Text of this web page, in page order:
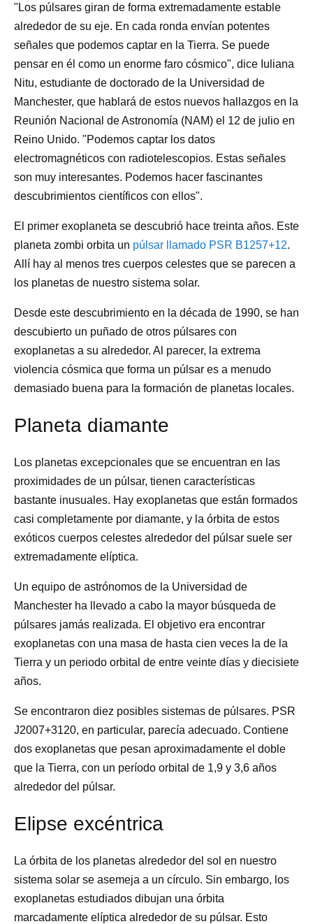
"Los púlsares giran de forma extremadamente estable
alrededor de su eje. En cada ronda envían potentes
señales que podemos captar en la Tierra. Se puede
pensar en él como un enorme faro cósmico", dice Iuliana
Nitu, estudiante de doctorado de la Universidad de
Manchester, que hablará de estos nuevos hallazgos en la
Reunión Nacional de Astronomía (NAM) el 12 de julio en
Reino Unido. "Podemos captar los datos
electromagnéticos con radiotelescopios. Estas señales
son muy interesantes. Podemos hacer fascinantes
descubrimientos científicos con ellos".
El primer exoplaneta se descubrió hace treinta años. Este
planeta zombi orbita un púlsar llamado PSR B1257+12.
Allí hay al menos tres cuerpos celestes que se parecen a
los planetas de nuestro sistema solar.
Desde este descubrimiento en la década de 1990, se han
descubierto un puñado de otros púlsares con
exoplanetas a su alrededor. Al parecer, la extrema
violencia cósmica que forma un púlsar es a menudo
demasiado buena para la formación de planetas locales.
Planeta diamante
Los planetas excepcionales que se encuentran en las
proximidades de un púlsar, tienen características
bastante inusuales. Hay exoplanetas que están formados
casi completamente por diamante, y la órbita de estos
exóticos cuerpos celestes alrededor del púlsar suele ser
extremadamente elíptica.
Un equipo de astrónomos de la Universidad de
Manchester ha llevado a cabo la mayor búsqueda de
púlsares jamás realizada. El objetivo era encontrar
exoplanetas con una masa de hasta cien veces la de la
Tierra y un periodo orbital de entre veinte días y diecisiete
años.
Se encontraron diez posibles sistemas de púlsares. PSR
J2007+3120, en particular, parecía adecuado. Contiene
dos exoplanetas que pesan aproximadamente el doble
que la Tierra, con un período orbital de 1,9 y 3,6 años
alrededor del púlsar.
Elipse excéntrica
La órbita de los planetas alrededor del sol en nuestro
sistema solar se asemeja a un círculo. Sin embargo, los
exoplanetas estudiados dibujan una órbita
marcadamente elíptica alrededor de su púlsar. Esto